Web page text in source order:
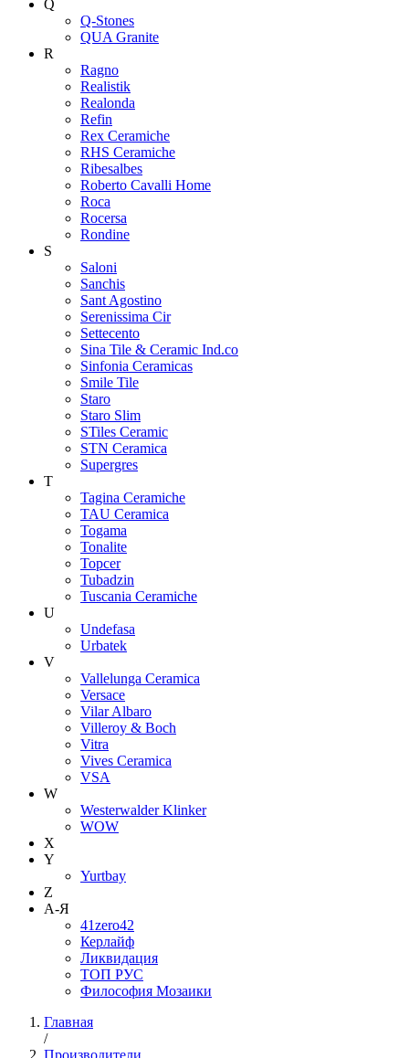
Q
Q-Stones
QUA Granite
R
Ragno
Realistik
Realonda
Refin
Rex Ceramiche
RHS Ceramiche
Ribesalbes
Roberto Cavalli Home
Roca
Rocersa
Rondine
S
Saloni
Sanchis
Sant Agostino
Serenissima Cir
Settecento
Sina Tile & Ceramic Ind.co
Sinfonia Ceramicas
Smile Tile
Staro
Staro Slim
STiles Ceramic
STN Ceramica
Supergres
T
Tagina Ceramiche
TAU Ceramica
Togama
Tonalite
Topcer
Tubadzin
Tuscania Ceramiche
U
Undefasa
Urbatek
V
Vallelunga Ceramica
Versace
Vilar Albaro
Villeroy & Boch
Vitra
Vives Ceramica
VSA
W
Westerwalder Klinker
WOW
X
Y
Yurtbay
Z
А-Я
41zero42
Керлайф
Ликвидация
ТОП РУС
Философия Мозаики
Главная
/
Производители